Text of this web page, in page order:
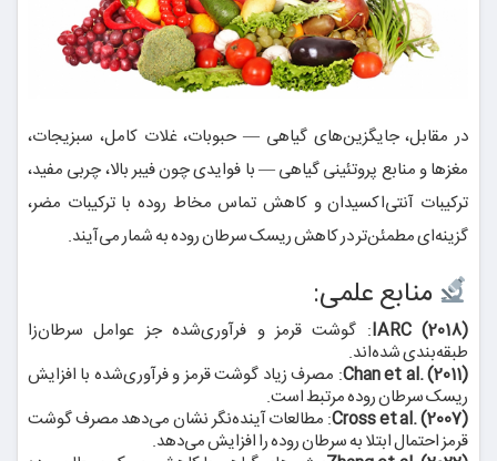
در مقابل، جایگزین‌های گیاهی — حبوبات، غلات کامل، سبزیجات،
مغزها و منابع پروتئینی گیاهی — با فوایدی چون فیبر بالا، چربی مفید،
ترکیبات آنتی‌اکسیدان و کاهش تماس مخاط روده با ترکیبات مضر،
گزینه‌ای مطمئن‌تر در کاهش ریسک سرطان روده به شمار می‌آیند.
منابع علمی:
IARC (2018): گوشت قرمز و فرآوری‌شده جز عوامل سرطان‌زا
طبقه‌بندی شده‌اند.
Chan et al. (2011): مصرف زیاد گوشت قرمز و فرآوری‌شده با افزایش
ریسک سرطان روده مرتبط است.
Cross et al. (2007): مطالعات آینده‌نگر نشان می‌دهد مصرف گوشت
قرمز احتمال ابتلا به سرطان روده را افزایش می‌دهد.